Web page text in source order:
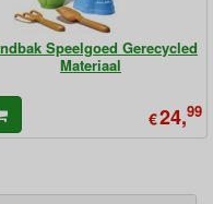
Speelgoed Gerecycled
Materiaal
€24,99